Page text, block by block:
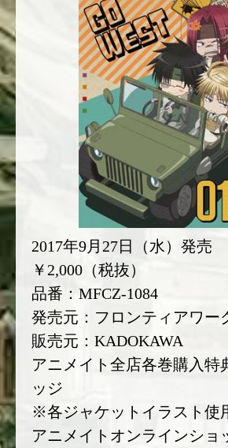
2017年9月27日（水）発売
￥2,000（税抜）
品番：MFCZ-1084
発売元：フロンティアワー
販売元：KADOKAWA
アニメイト全店各巻購入特
ッジ
※各ジャケットイラスト使
アニメイトオンラインショ